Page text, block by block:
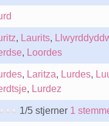
, Laurits,
, Loordes
, Laritza, Lurdes,
, Lurdez
1/5 stjerner 1